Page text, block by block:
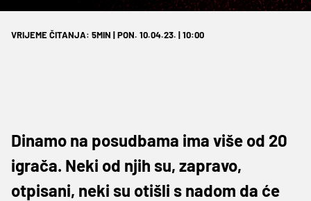
VRIJEME ČITANJA: 5MIN | PON. 10.04.23. | 10:00
Dinamo na posudbama ima više od 20
igrača. Neki od njih su, zapravo,
otpisani, neki su otišli s nadom da će